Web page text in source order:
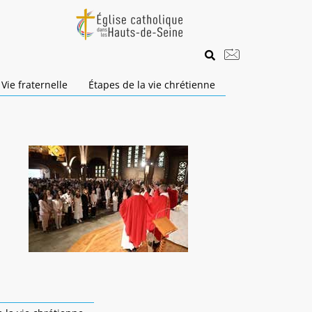
Vie fraternelle Étapes de la vie chrétienne